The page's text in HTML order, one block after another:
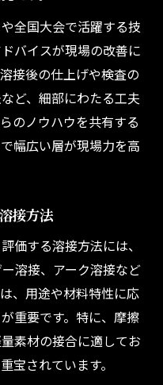
全国大会で活躍する技
バイスが現場の改善に
接後の仕上げや検査の
ど、細部にわたる工夫
のノウハウを共有する
幅広い層が現場力を高
接方法
価する溶接方法には、
溶接、アーク溶接など
、用途や材料特性に応
重要です。特に、摩擦
素材の接合に適してお
宝されています。